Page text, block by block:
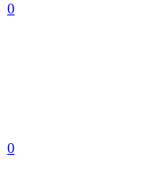
0
0